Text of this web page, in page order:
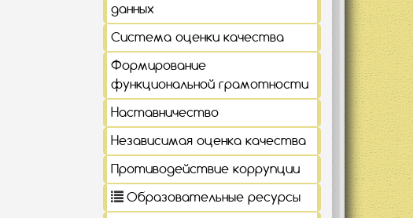
данных
Система оценки качества
Формирование
функциональной грамотности
Наставничество
Независимая оценка качества
Противодействие коррупции
Образовательные ресурсы